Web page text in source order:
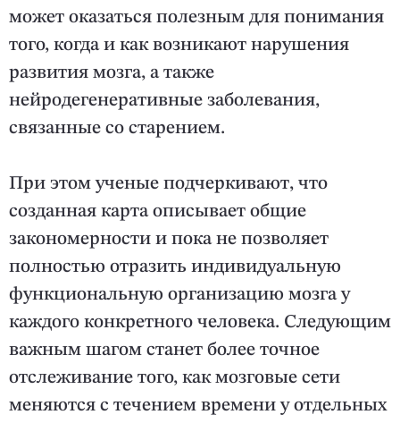
может оказаться полезным для понимания
того, когда и как возникают нарушения
развития мозга, а также
нейродегенеративные заболевания,
связанные со старением.
При этом ученые подчеркивают, что
созданная карта описывает общие
закономерности и пока не позволяет
полностью отразить индивидуальную
функциональную организацию мозга у
каждого конкретного человека. Следующим
важным шагом станет более точное
отслеживание того, как мозговые сети
меняются с течением времени у отдельных